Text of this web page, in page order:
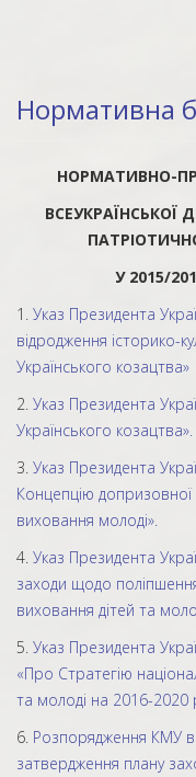
Нормативна
НОРМАТИВНО-
ВСЕУКРАЇНСЬКОЇ
У 2015/
1. Указ Президента
відродження історико-
Українського козацтва»
2. Указ Президента
Українського козацтва».
3. Указ Президента
Концепцію допризовної
виховання молоді».
4. Указ Президента
заходи щодо
виховання дітей та
5. Указ Президента
«Про Стратегію
та молоді на 2016-2020
6. Розпорядження КМУ
затвердження плану